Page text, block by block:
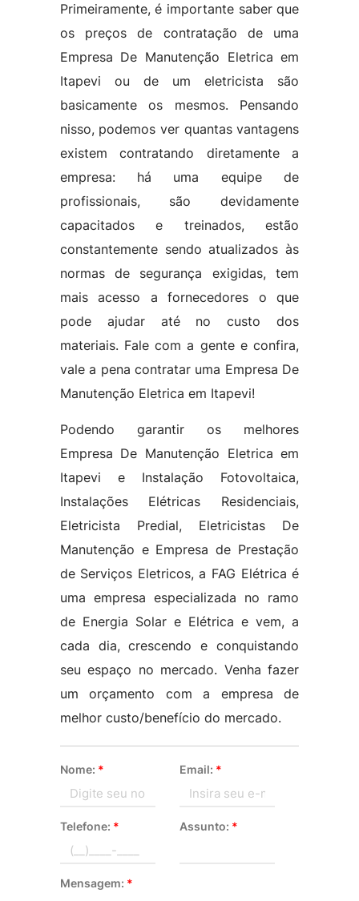
Primeiramente, é importante saber que
os preços de contratação de uma
Empresa De Manutenção Eletrica em
Itapevi ou de um eletricista são
basicamente os mesmos. Pensando
nisso, podemos ver quantas vantagens
existem contratando diretamente a
empresa: há uma equipe de
profissionais, são devidamente
capacitados e treinados, estão
constantemente sendo atualizados às
normas de segurança exigidas, tem
mais acesso a fornecedores o que
pode ajudar até no custo dos
materiais. Fale com a gente e confira,
vale a pena contratar uma Empresa De
Manutenção Eletrica em Itapevi!
Podendo garantir os melhores
Empresa De Manutenção Eletrica em
Itapevi e Instalação Fotovoltaica,
Instalações Elétricas Residenciais,
Eletricista Predial, Eletricistas De
Manutenção e Empresa de Prestação
de Serviços Eletricos, a FAG Elétrica é
uma empresa especializada no ramo
de Energia Solar e Elétrica e vem, a
cada dia, crescendo e conquistando
seu espaço no mercado. Venha fazer
um orçamento com a empresa de
melhor custo/benefício do mercado.
Nome: * Email: *
Telefone: * Assunto: *
Mensagem: *